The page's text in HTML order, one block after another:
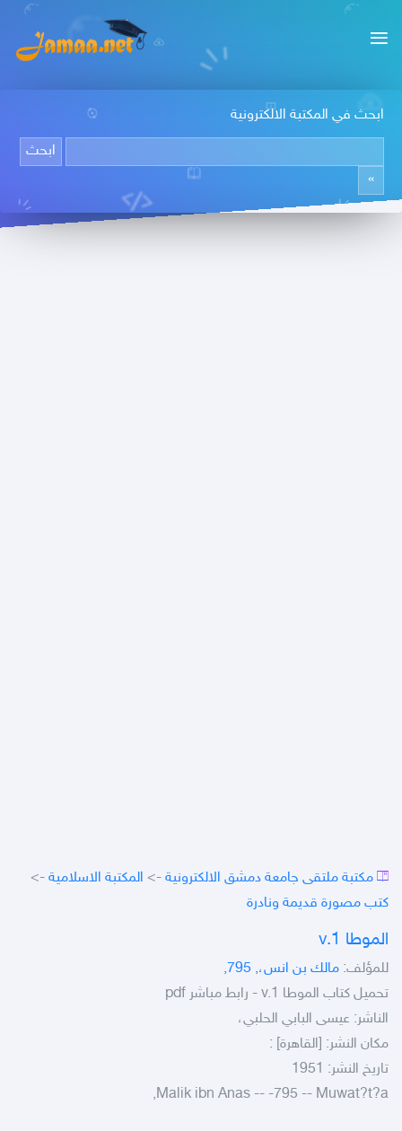
ابحث في المكتبة الالكترونية
مكتبة ملتقى جامعة دمشق الالكترونية -> المكتبة الاسلامية ->
كتب مصورة قديمة ونادرة
الموطا v.1
للمؤلف: مالك بن انس،, 795,
تحميل كتاب الموطا v.1 - رابط مباشر pdf
الناشر: عيسى البابي الحلبي،
مكان النشر: [القاهرة] :
تاريخ النشر: 1951
Malik ibn Anas -- -795 -- Muwat?t?a,